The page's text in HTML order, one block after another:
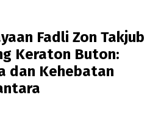
Fadli Zon Takjub
Keraton Buton:
dan Kehebatan